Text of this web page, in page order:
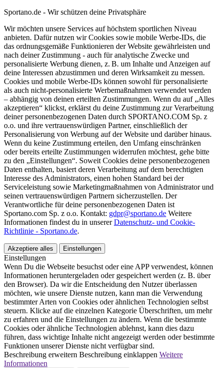
Sportano.de - Wir schützen deine Privatsphäre
Wir möchten unsere Services auf höchstem sportlichen Niveau
anbieten. Dafür nutzen wir Cookies sowie mobile Werbe-IDs, die
das ordnungsgemäße Funktionieren der Website gewährleisten und
nach deiner Zustimmung - auch für analytische Zwecke und
personalisierte Werbung dienen, z. B. um Inhalte und Anzeigen auf
deine Interessen abzustimmen und deren Wirksamkeit zu messen.
Cookies und mobile Werbe-IDs können sowohl für personalisierte
als auch nicht-personalisierte Werbemaßnahmen verwendet werden
– abhängig von deinen erteilten Zustimmungen. Wenn du auf „Alles
akzeptieren“ klickst, erklärst du deine Zustimmung zur Verarbeitung
deiner personenbezogenen Daten durch SPORTANO.COM Sp. z
o.o. und ihre vertrauenswürdigen Partner, einschließlich der
Personalisierung von Werbung auf der Website und darüber hinaus.
Wenn du keine Zustimmung erteilen, den Umfang einschränken
oder bereits erteilte Zustimmungen widerrufen möchtest, gehe bitte
zu den „Einstellungen“. Soweit Cookies deine personenbezogenen
Daten enthalten, basiert deren Verarbeitung auf dem berechtigten
Interesse des Administrators, einen hohen Standard bei der
Serviceleistung sowie Marketingmaßnahmen von Administrator und
seinen vertrauenswürdigen Partnern sicherzustellen. Der
Verantwortliche für deine personenbezogenen Daten ist
Sportano.com Sp. z o.o. Kontakt: gdpr@sportano.de Weitere
Informationen findest du in unsererDatenschutz- und Cookie-
Richtlinie - Sportano.de.
Akzeptiere alles Einstellungen
Einstellungen
Wenn Du die Webseite besuchst oder eine APP verwendest, können
Informationen heruntergeladen oder gespeichert werden (z. B. über
den Browser). Da wir die Entscheidung den Nutzer überlassen
möchten, wie unsere Dienste nutzen, kann man die Verwendung
bestimmter Arten von Cookies oder ähnlichen Technologien selbst
steuern. Klicke auf die einzelnen Kategorie Überschriften, um mehr
zu erfahren und die Einstellungen zu ändern. Wenn die bestimmte
Cookies oder ähnliche Technologien ablehnst, kann dies dazu
führen, dass wichtige Inhalte nicht angezeigt werden oder bestimmte
Funktionen unserer Dienste nicht verfügbar sind.
Beschreibung erweitern Beschreibung einklappen Weitere
Informationen